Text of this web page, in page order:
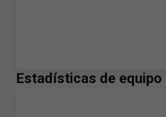
Estadísticas de equipo